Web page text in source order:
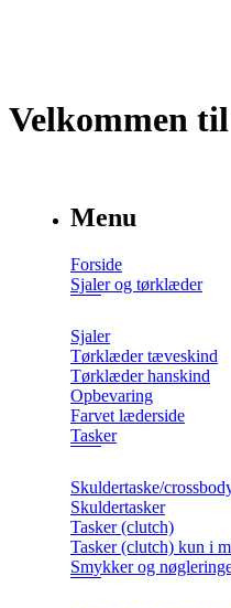
Velkommen
Menu
Forside
Sjaler og tørklæder
Sjaler
Tørklæder tæveskind
Tørklæder hanskind
Opbevaring
Farvet læderside
Tasker
Skuldertaske/
Skuldertasker
Tasker (clutch)
Tasker (clutch) kun i
Smykker og